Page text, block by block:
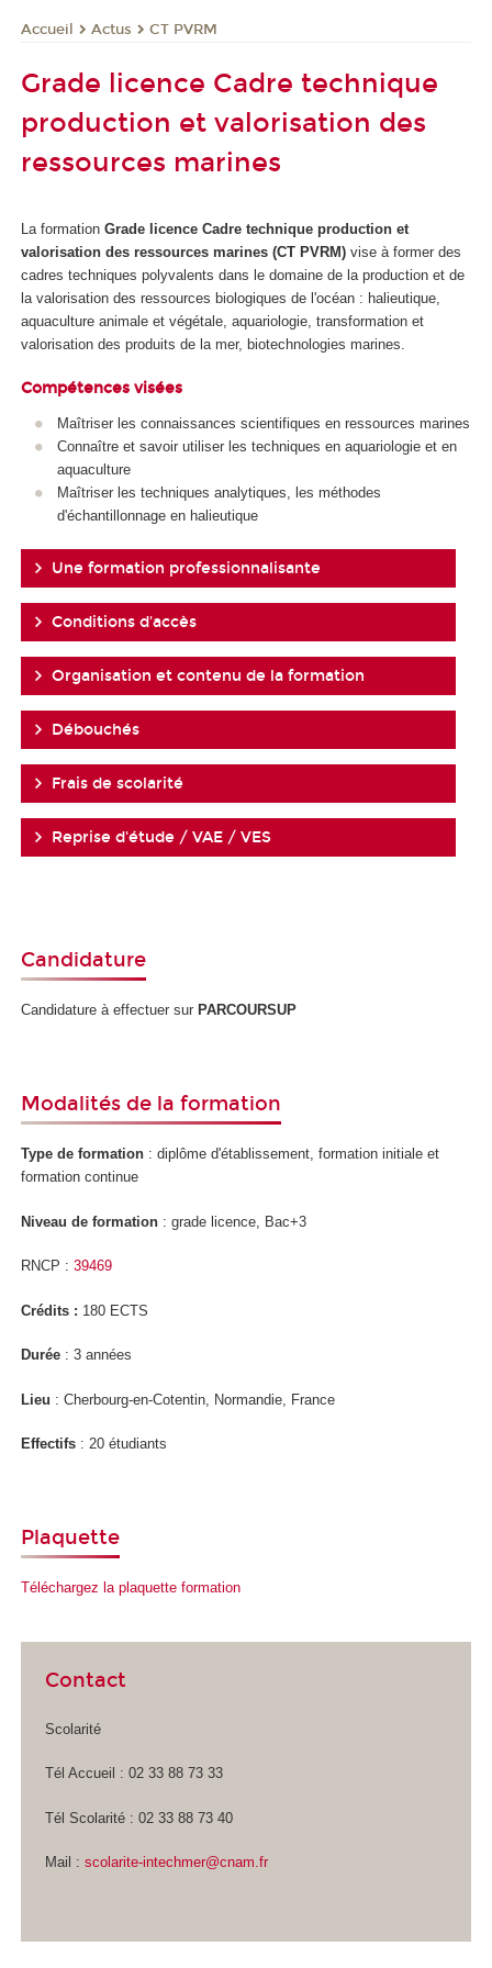
Accueil Actus CT PVRM
Grade licence Cadre technique
production et valorisation des
ressources marines
La formation Grade licence Cadre technique production et
valorisation des ressources marines (CT PVRM) vise à former des
cadres techniques polyvalents dans le domaine de la production et de
la valorisation des ressources biologiques de l'océan : halieutique,
aquaculture animale et végétale, aquariologie, transformation et
valorisation des produits de la mer, biotechnologies marines.
Compétences visées
Maîtriser les connaissances scientifiques en ressources marines
Connaître et savoir utiliser les techniques en aquariologie et en
aquaculture
Maîtriser les techniques analytiques, les méthodes
d'échantillonnage en halieutique
Une formation professionnalisante
Conditions d'accès
Organisation et contenu de la formation
Débouchés
Frais de scolarité
Reprise d'étude / VAE / VES
Candidature
Candidature à effectuer sur PARCOURSUP
Modalités de la formation
Type de formation : diplôme d'établissement, formation initiale et
formation continue
Niveau de formation : grade licence, Bac+3
RNCP : 39469
Crédits : 180 ECTS
Durée : 3 années
Lieu : Cherbourg-en-Cotentin, Normandie, France
Effectifs : 20 étudiants
Plaquette
Téléchargez la plaquette formation
Contact
Scolarité
Tél Accueil : 02 33 88 73 33
Tél Scolarité : 02 33 88 73 40
Mail :scolarite-intechmer@cnam.fr